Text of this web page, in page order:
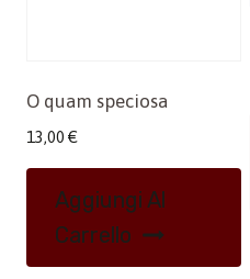
O quam speciosa
13,00 €
Aggiungi Al
Carrello